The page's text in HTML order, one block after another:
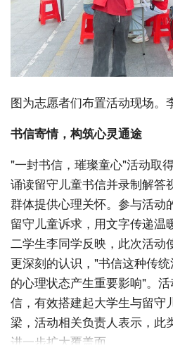
图为志愿者们布置活动现场。
书信寄情，构筑心灵通途
"一封书信，璀璨童心"活动取
诵读留守儿童书信并录制解答
群体提供心理关怀。参与活动
留守儿童诉求，用文字传递温
二学生李同学反映，此次活动
更深刻的认识，"书信这种传
的心理状态产生重要影响"。
信，有效搭建起大学生与留守
梁，活动相关负责人表示，此
进一步扩大覆盖面。